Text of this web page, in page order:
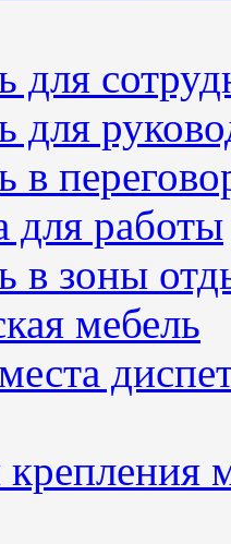
для
для
в
для работы
в зоны
мебель